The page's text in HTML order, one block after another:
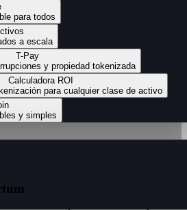
para todos
a escala
T-Pay
y propiedad tokenizada
Calculadora ROI
para cualquier clase de activo
y simples